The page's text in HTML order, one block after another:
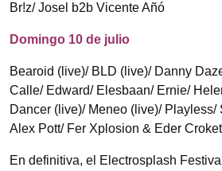
Br!z/ Josel b2b Vicente Añó
Domingo 10 de julio
Bearoid (live)/ BLD (live)/ Danny
Calle/ Edward/ Elesbaan/ Ernie/
Dancer (live)/ Meneo (live)/ Playless/
Alex Pott/ Fer Xplosion & Eder
En definitiva, el Electrosplash